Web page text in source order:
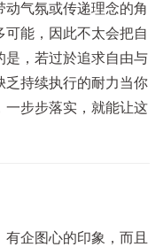
气氛或传递理念的角
能，因此不太会把自
是，若过於追求自由与
乏持续执行的耐力当你
一步步落实，就能让这
企图心的印象，而且